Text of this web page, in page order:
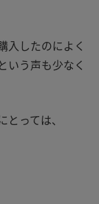
入したのによく
いう声も少なく
っては、